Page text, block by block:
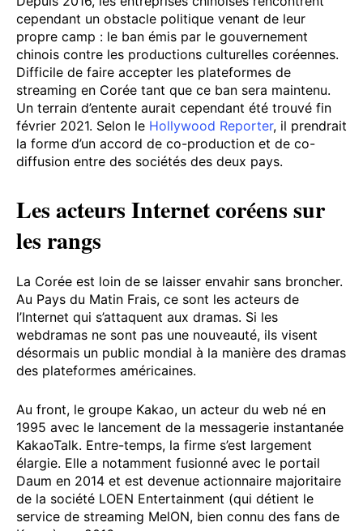
cependant un obstacle politique venant de leur
propre camp : le ban émis par le gouvernement
chinois contre les productions culturelles coréennes.
Difficile de faire accepter les plateformes de
streaming en Corée tant que ce ban sera maintenu.
Un terrain d’entente aurait cependant été trouvé fin
février 2021. Selon le Hollywood Reporter, il prendrait
la forme d’un accord de co-production et de co-
diffusion entre des sociétés des deux pays.
Les acteurs Internet coréens sur
les rangs
La Corée est loin de se laisser envahir sans broncher.
Au Pays du Matin Frais, ce sont les acteurs de
l’Internet qui s’attaquent aux dramas. Si les
webdramas ne sont pas une nouveauté, ils visent
désormais un public mondial à la manière des dramas
des plateformes américaines.
Au front, le groupe Kakao, un acteur du web né en
1995 avec le lancement de la messagerie instantanée
KakaoTalk. Entre-temps, la firme s’est largement
élargie. Elle a notamment fusionné avec le portail
Daum en 2014 et est devenue actionnaire majoritaire
de la société LOEN Entertainment (qui détient le
service de streaming MelON, bien connu des fans de